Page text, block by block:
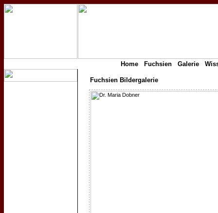
Home Fuchsien Galerie
Fuchsien Bildergalerie